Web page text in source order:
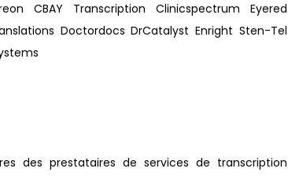
CBAY Transcription Clinicspectrum Eyered
Doctordocs DrCatalyst Enright Sten-Tel
des prestataires de services de transcription